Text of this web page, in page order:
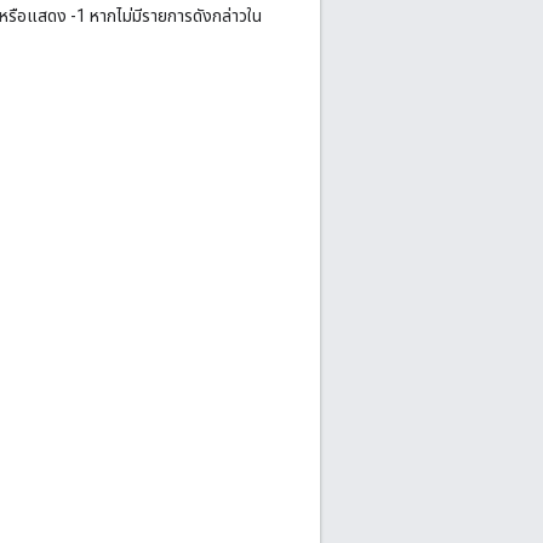
อแสดง -1 หากไม่มีรายการดังกล่าวใน